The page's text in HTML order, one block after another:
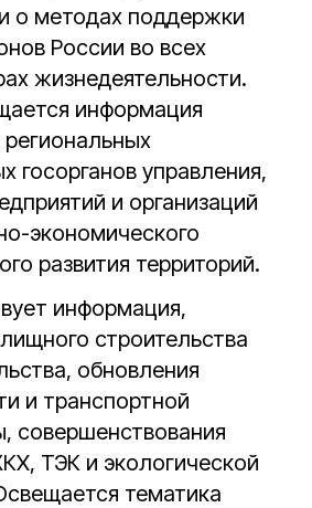
о методах поддержки
России во всех
жизнедеятельности.
информация
госорганов управления,
и организаций
экономического
развития территорий.
информация,
строительства
обновления
и транспортной
совершенствования
ТЭК и экологической
тематика